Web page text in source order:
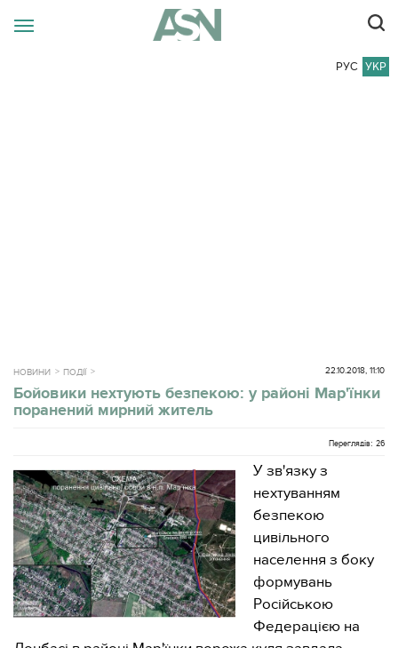
РУС УКР
НОВИНИ ПОДІЇ 22.10.2018, 11:10
Бойовики нехтують безпекою: у районі Мар'їнки
поранений мирний житель
Переглядів: 26
У зв'язку з
нехтуванням
безпекою
цивільного
населення з боку
формувань
Російською
Федерацією на